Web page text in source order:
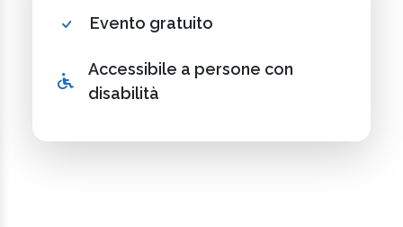
Evento gratuito
Accessibile a persone con
disabilità